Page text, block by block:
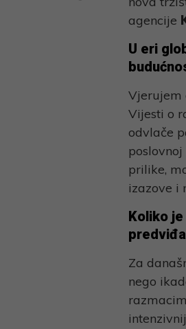
Linkagencije
U eri
Vjerujem
Vijesti o
odvlače
prilike,
izazove i
Koliko
Za
nego